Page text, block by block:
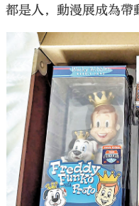
都是人，動漫展成為帶